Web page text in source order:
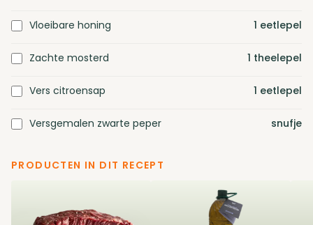
Vloeibare honing 1 eetlepel
Zachte mosterd 1 theelepel
Vers citroensap 1 eetlepel
Versgemalen zwarte peper snufje
PRODUCTEN IN DIT RECEPT